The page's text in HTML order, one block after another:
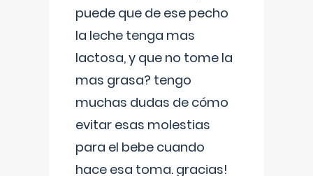
puede que de ese pecho
la leche tenga mas
lactosa, y que no tome la
mas grasa? tengo
muchas dudas de cómo
evitar esas molestias
para el bebe cuando
hace esa toma. gracias!